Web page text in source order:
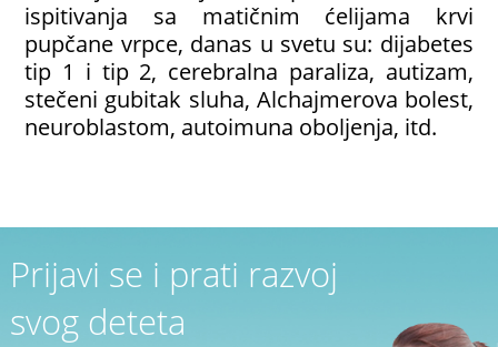
ispitivanja sa matičnim ćelijama krvi
pupčane vrpce, danas u svetu su: dijabetes
tip 1 i tip 2, cerebralna paraliza, autizam,
stečeni gubitak sluha, Alchajmerova bolest,
neuroblastom, autoimuna obo­ljenja, itd.
Prijavi se i prati razvoj
svog deteta